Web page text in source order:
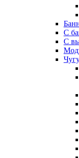
С
С